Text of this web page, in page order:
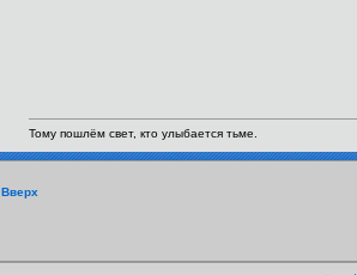
Тому пошлём свет, кто улыбается тьме.
Вверх